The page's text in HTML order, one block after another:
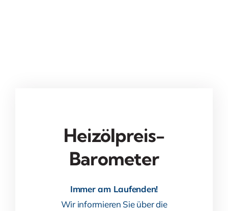
Heizölpreis-
Barometer
Immer am Laufenden!
Wir informieren Sie über die